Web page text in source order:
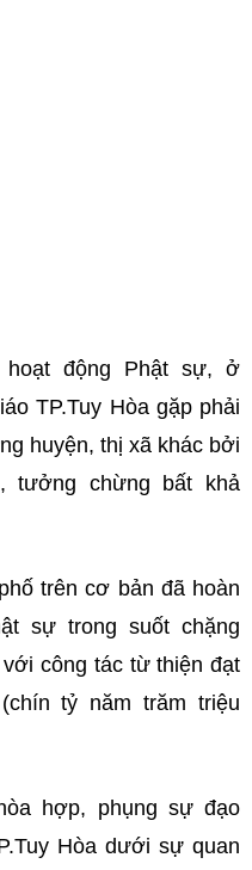
hoạt động Phật sự, ở
TP.Tuy Hòa gặp phải
huyện, thị xã khác bởi
tưởng chừng bất khả
trên cơ bản đã hoàn
sự trong suốt chặng
công tác từ thiện đạt
tỷ năm trăm triệu
hợp, phụng sự đạo
Hòa dưới sự quan